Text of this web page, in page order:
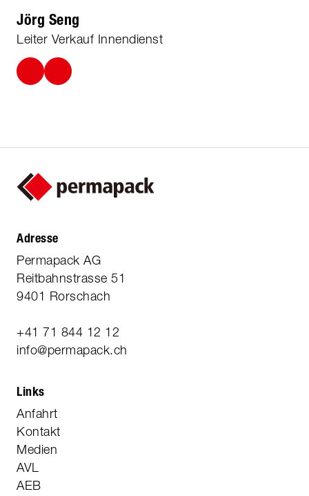
Jörg Seng
Leiter Verkauf Innendienst
Adresse
Permapack AG
Reitbahnstrasse 51
9401 Rorschach
+41 71 844 12 12
info@permapack.ch
Links
Anfahrt
Kontakt
Medien
AVL
AEB